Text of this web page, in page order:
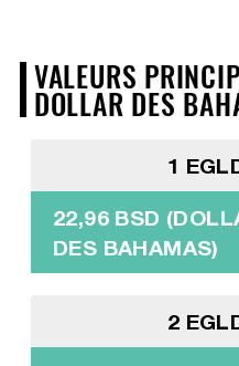
VALEURS
DOLLAR DES
1
22,96 BSD
DES BAHAMAS)
2